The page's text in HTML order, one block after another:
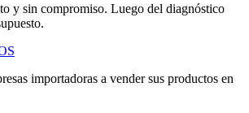
y sin compromiso. Luego del diagnóstico
importadoras a vender sus productos en